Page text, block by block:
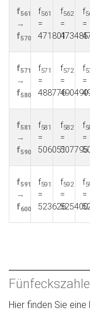
f561
→
f570
f561
=
471801
f562
=
473485
f
=
f571
→
f580
f571
=
488776
f572
=
490490
f
=
f581
→
f590
f581
=
506051
f582
=
507795
f
=
f591
→
f600
f591
=
523626
f592
=
525400
f
=
Hier finden Sie